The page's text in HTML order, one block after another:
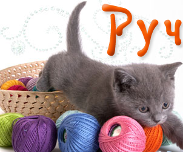
Перейти к основному содержанию